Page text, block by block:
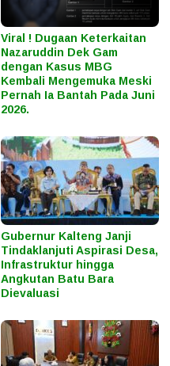
Viral ! Dugaan Keterkaitan
Nazaruddin Dek Gam
dengan Kasus MBG
Kembali Mengemuka Meski
Pernah Ia Bantah Pada Juni
2026.
Gubernur Kalteng Janji
Tindaklanjuti Aspirasi Desa,
Infrastruktur hingga
Angkutan Batu Bara
Dievaluasi